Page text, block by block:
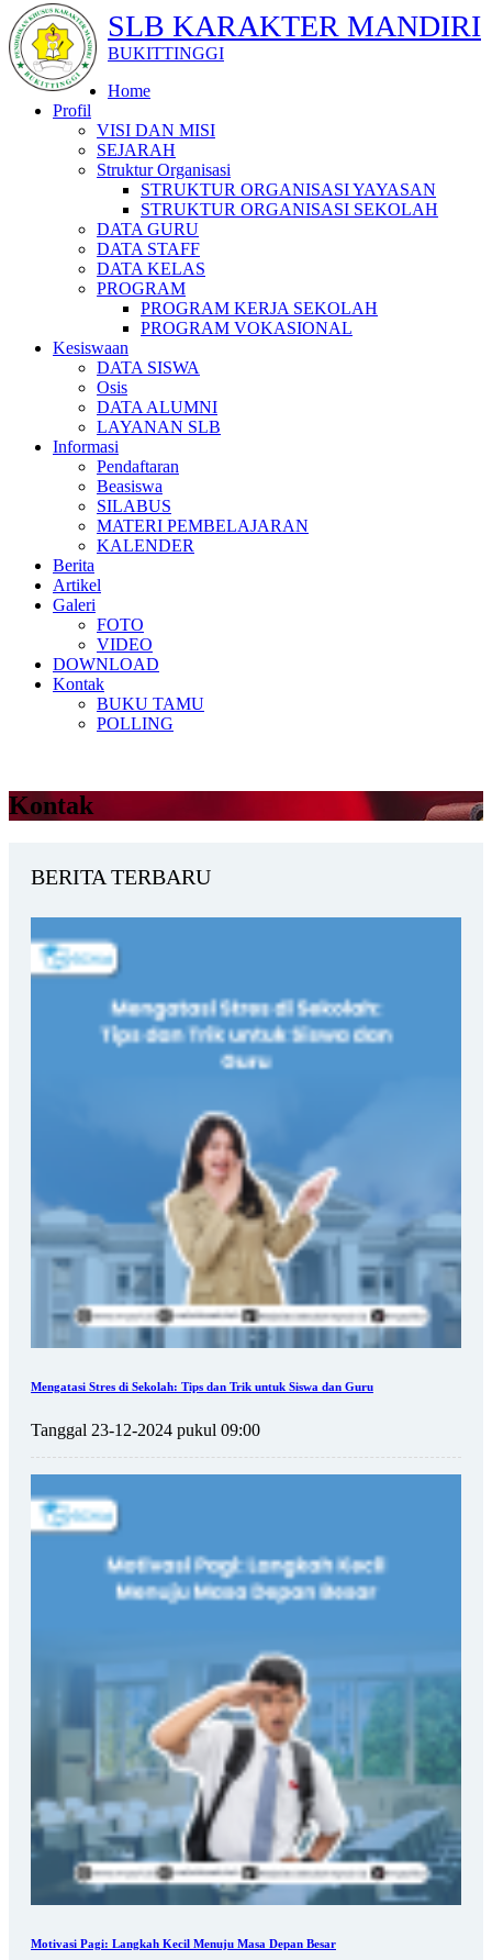
SLB KARAKTER MANDIRI
BUKITTINGGI
Home
Profil
VISI DAN MISI
SEJARAH
Struktur Organisasi
STRUKTUR ORGANISASI YAYASAN
STRUKTUR ORGANISASI SEKOLAH
DATA GURU
DATA STAFF
DATA KELAS
PROGRAM
PROGRAM KERJA SEKOLAH
PROGRAM VOKASIONAL
Kesiswaan
DATA SISWA
Osis
DATA ALUMNI
LAYANAN SLB
Informasi
Pendaftaran
Beasiswa
SILABUS
MATERI PEMBELAJARAN
KALENDER
Berita
Artikel
Galeri
FOTO
VIDEO
DOWNLOAD
Kontak
BUKU TAMU
POLLING
Kontak
BERITA TERBARU
Mengatasi Stres di Sekolah: Tips dan Trik untuk Siswa dan Guru
Tanggal 23-12-2024 pukul 09:00
Motivasi Pagi: Langkah Kecil Menuju Masa Depan Besar